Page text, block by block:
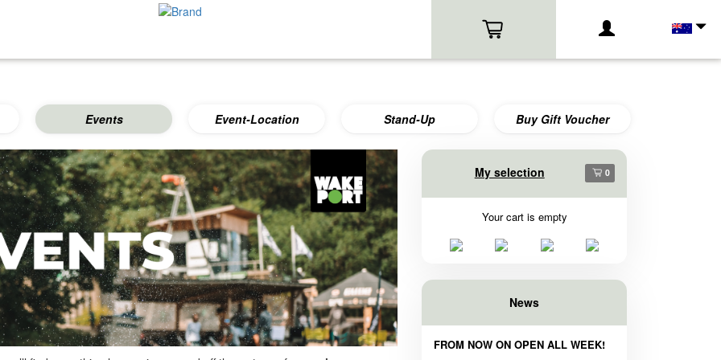
Events Event-Location Stand-Up Buy Gift Voucher
My selection 0
Your cart is empty
News
FROM NOW ON OPEN ALL WEEK!